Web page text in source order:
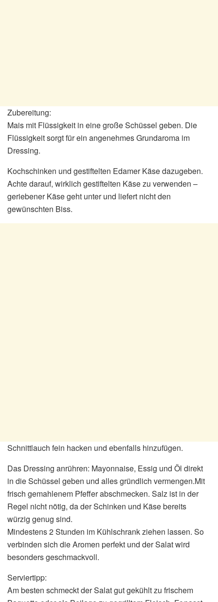
Zubereitung:
Mais mit Flüssigkeit in eine große Schüssel geben. Die
Flüssigkeit sorgt für ein angenehmes Grundaroma im
Dressing.
Kochschinken und gestiftelten Edamer Käse dazugeben.
Achte darauf, wirklich gestiftelten Käse zu verwenden –
geriebener Käse geht unter und liefert nicht den
gewünschten Biss.
Schnittlauch fein hacken und ebenfalls hinzufügen.
Das Dressing anrühren: Mayonnaise, Essig und Öl direkt
in die Schüssel geben und alles gründlich vermengen.Mit
frisch gemahlenem Pfeffer abschmecken. Salz ist in der
Regel nicht nötig, da der Schinken und Käse bereits
würzig genug sind.
Mindestens 2 Stunden im Kühlschrank ziehen lassen. So
verbinden sich die Aromen perfekt und der Salat wird
besonders geschmackvoll.
Serviertipp:
Am besten schmeckt der Salat gut gekühlt zu frischem